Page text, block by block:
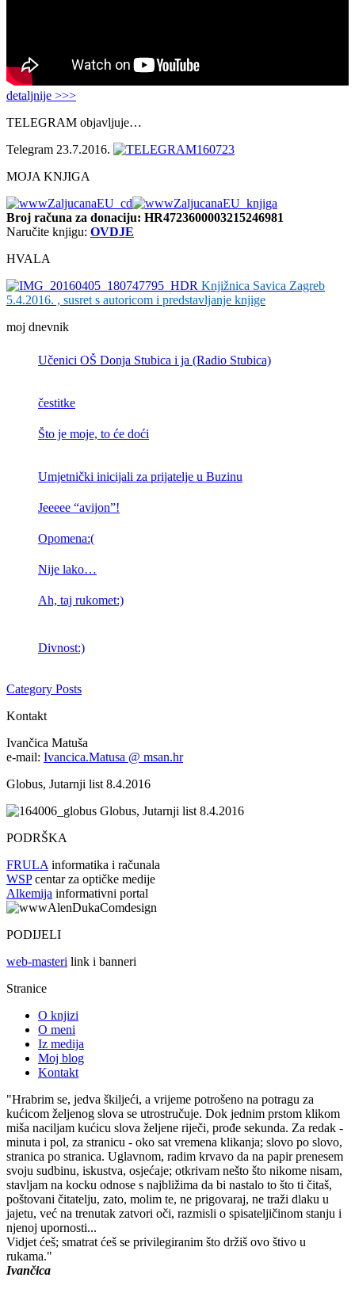
detaljnije >>>
TELEGRAM objavljuje…
Telegram 23.7.2016.
MOJA KNJIGA
Broj računa za donaciju: HR4723600003215246981
Naručite knjigu: OVDJE
HVALA
Knjižnica Savica Zagreb
5.4.2016. , susret s autoricom i predstavljanje knjige
moj dnevnik
Učenici OŠ Donja Stubica i ja (Radio Stubica)
čestitke
Što je moje, to će doći
Umjetnički inicijali za prijatelje u Buzinu
Jeeeee “avijon”!
Opomena:(
Nije lako…
Ah, taj rukomet:)
Divnost:)
Category Posts
Kontakt
Ivančica Matuša
e-mail: Ivancica.Matusa @ msan.hr
Globus, Jutarnji list 8.4.2016
Globus, Jutarnji list 8.4.2016
PODRŠKA
FRULA informatika i računala
WSPcentar za optičke medije
Alkemija informativni portal
PODIJELI
web-masteri link i banneri
Stranice
O knjizi
O meni
Iz medija
Moj blog
Kontakt
"Hrabrim se, jedva škiljeći, a vrijeme potrošeno na potragu za
kućicom željenog slova se utrostručuje. Dok jednim prstom klikom
miša naciljam kućicu slova željene riječi, prođe sekunda. Za redak -
minuta i pol, za stranicu - oko sat vremena klikanja; slovo po slovo,
stranica po stranica. Uglavnom, radim krvavo da na papir prenesem
svoju sudbinu, iskustva, osjećaje; otkrivam nešto što nikome nisam,
stavljam na kocku odnose s najbližima da bi nastalo to što ti čitaš,
poštovani čitatelju, zato, molim te, ne prigovaraj, ne traži dlaku u
jajetu, već na trenutak zatvori oči, razmisli o spisateljičinom stanju i
njenoj upornosti...
Vidjet ćeš; smatrat ćeš se privilegiranim što držiš ovo štivo u
rukama."
Ivančica